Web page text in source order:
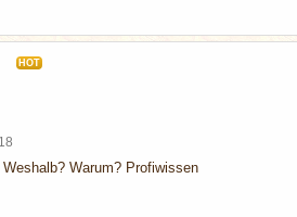
HOT
Warum? Profiwissen